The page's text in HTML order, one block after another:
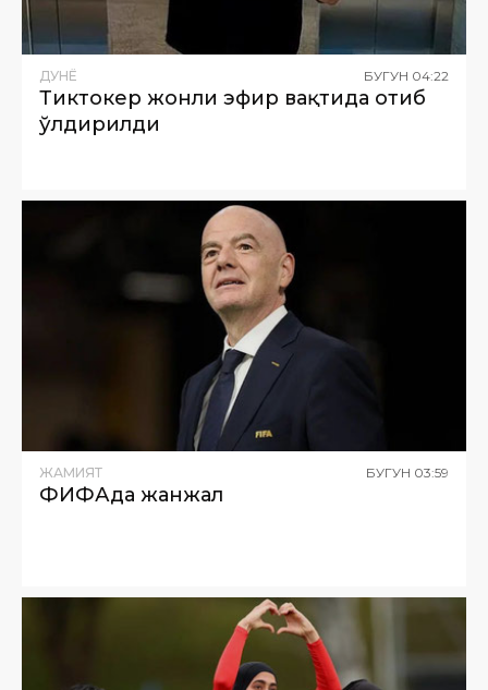
ДУНË БУГУН 04:22
Тиктокер жонли эфир вақтида отиб
ўлдирилди
ЖАМИЯТ БУГУН 03:59
ФИФАда жанжал